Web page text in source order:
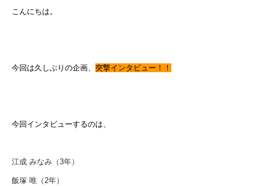
こんにちは。
今回は久しぶりの企画、 突撃インタビュー！！
今回インタビューするのは、
江成 みなみ（3年）
飯塚 唯（2年）